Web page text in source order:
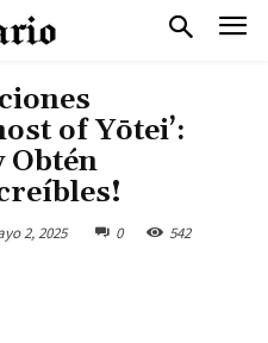
of Yōtei’:
Obtén
2, 2025 0 542